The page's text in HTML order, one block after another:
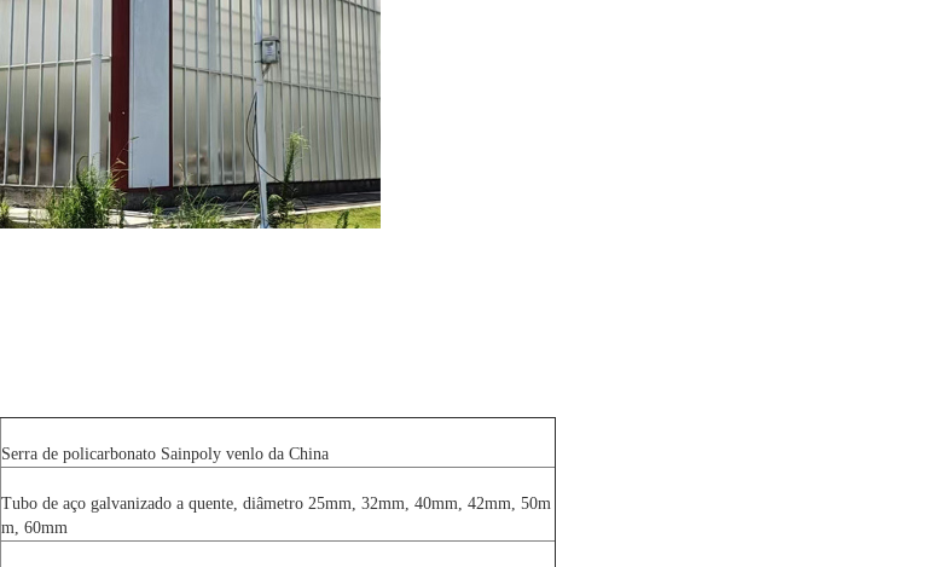
Serra de policarbonato Sainpoly venlo da China
Tubo de aço galvanizado a quente, diâmetro 25mm, 32mm, 40mm, 42mm, 50m
m, 60mm